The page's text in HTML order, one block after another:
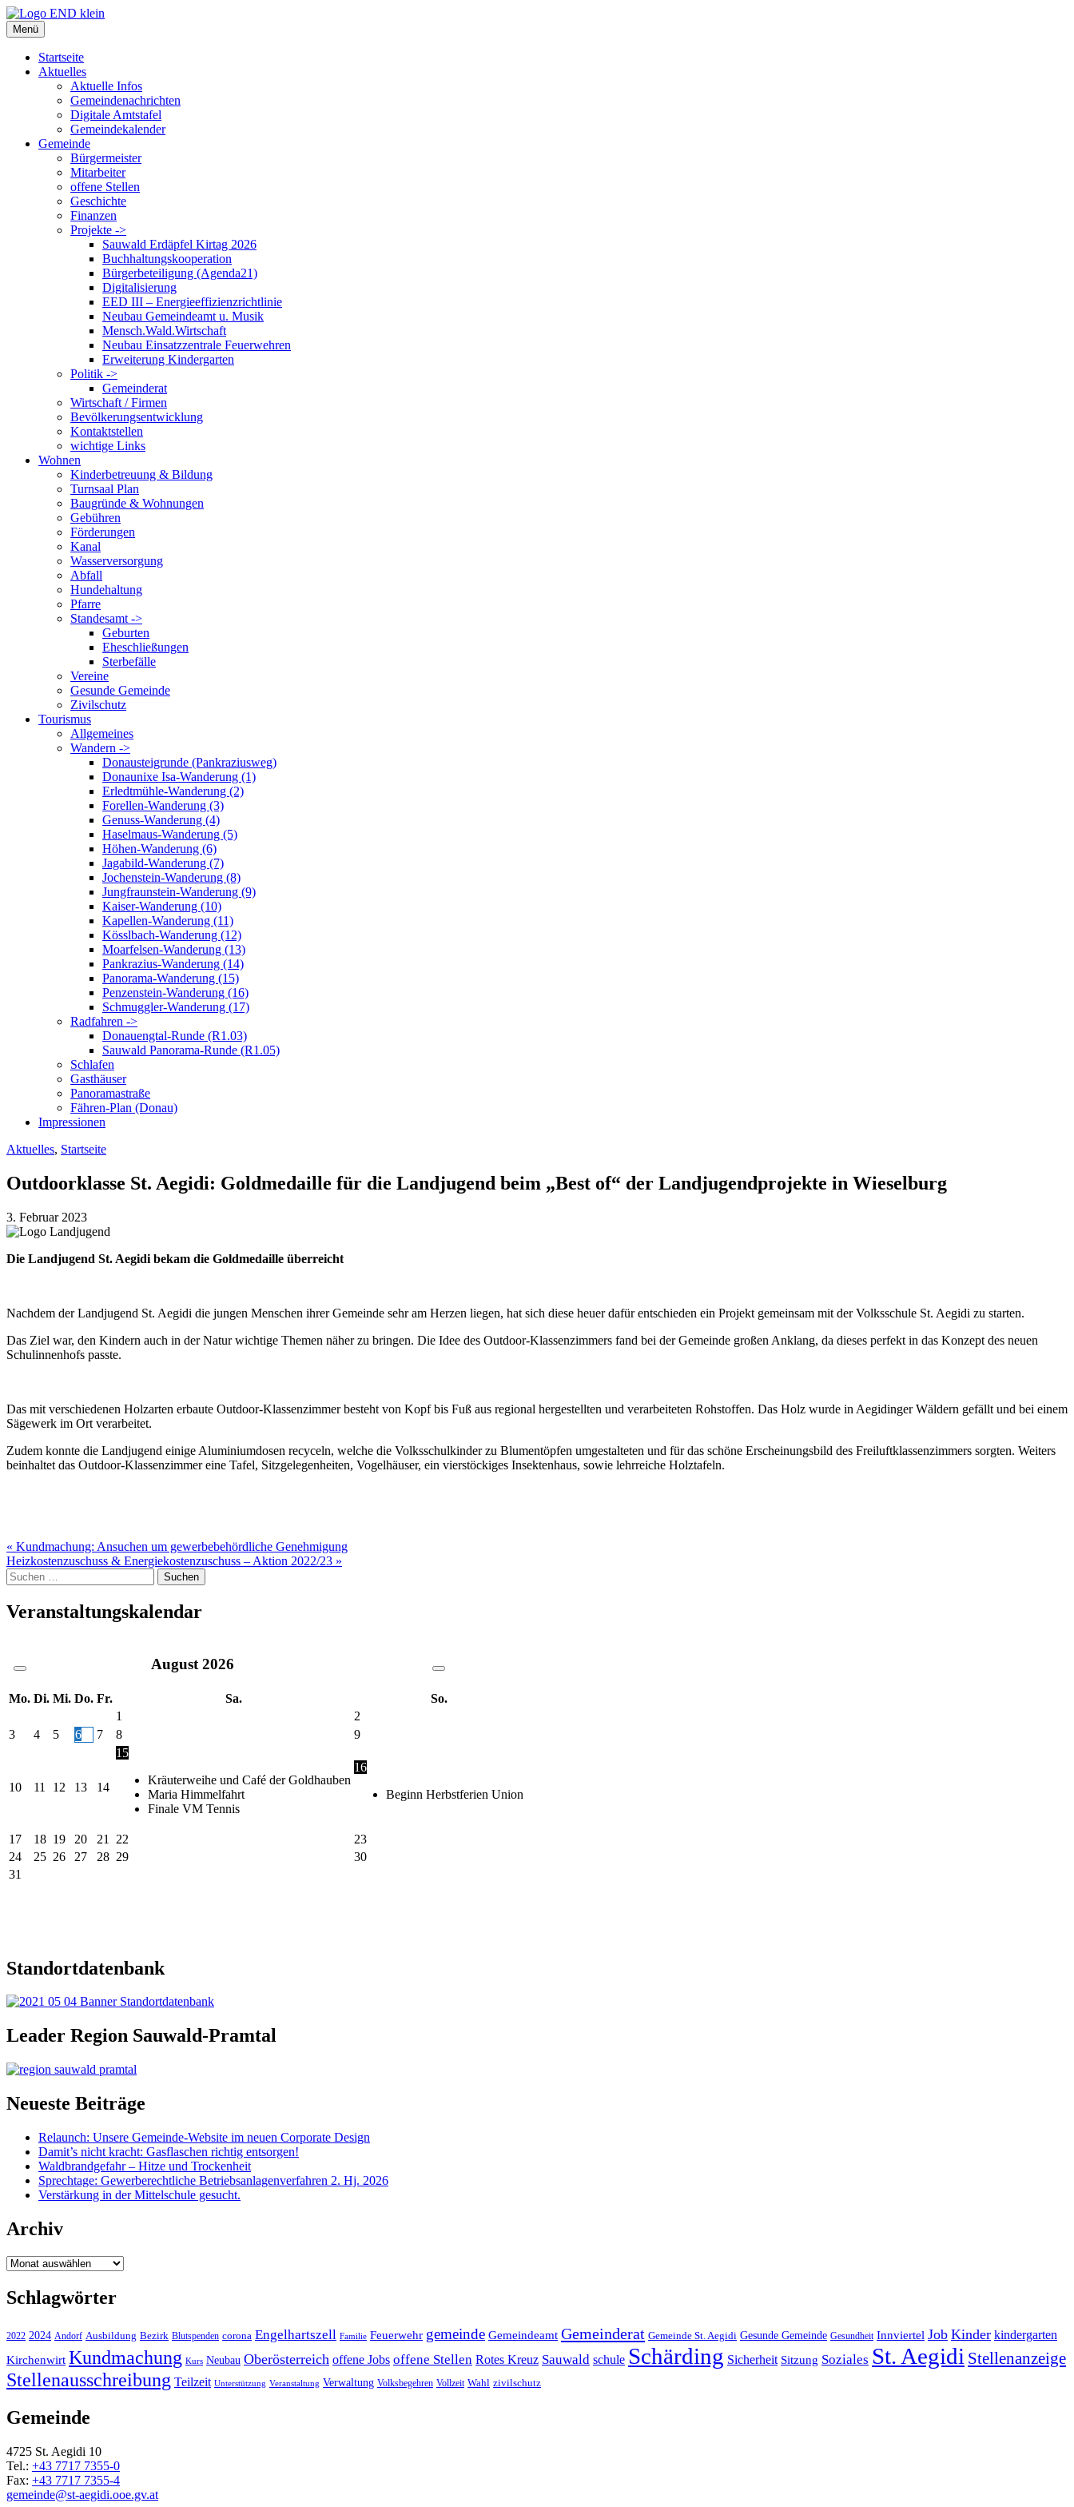
Zum
Inhalt
springen
Menü
Startseite
Aktuelles
Aktuelle Infos
Gemeindenachrichten
Digitale Amtstafel
Gemeindekalender
Gemeinde
Bürgermeister
Mitarbeiter
offene Stellen
Geschichte
Finanzen
Projekte ->
Sauwald Erdäpfel Kirtag 2026
Buchhaltungskooperation
Bürgerbeteiligung (Agenda21)
Digitalisierung
EED III – Energieeffizienzrichtlinie
Neubau Gemeindeamt u. Musik
Mensch.Wald.Wirtschaft
Neubau Einsatzzentrale Feuerwehren
Erweiterung Kindergarten
Politik ->
Gemeinderat
Wirtschaft / Firmen
Bevölkerungsentwicklung
Kontaktstellen
wichtige Links
Wohnen
Kinderbetreuung & Bildung
Turnsaal Plan
Baugründe & Wohnungen
Gebühren
Förderungen
Kanal
Wasserversorgung
Abfall
Hundehaltung
Pfarre
Standesamt ->
Geburten
Eheschließungen
Sterbefälle
Vereine
Gesunde Gemeinde
Zivilschutz
Tourismus
Allgemeines
Wandern ->
Donausteigrunde (Pankraziusweg)
Donaunixe Isa-Wanderung (1)
Erledtmühle-Wanderung (2)
Forellen-Wanderung (3)
Genuss-Wanderung (4)
Haselmaus-Wanderung (5)
Höhen-Wanderung (6)
Jagabild-Wanderung (7)
Jochenstein-Wanderung (8)
Jungfraunstein-Wanderung (9)
Kaiser-Wanderung (10)
Kapellen-Wanderung (11)
Kösslbach-Wanderung (12)
Moarfelsen-Wanderung (13)
Pankrazius-Wanderung (14)
Panorama-Wanderung (15)
Penzenstein-Wanderung (16)
Schmuggler-Wanderung (17)
Radfahren ->
Donauengtal-Runde (R1.03)
Sauwald Panorama-Runde (R1.05)
Schlafen
Gasthäuser
Panoramastraße
Fähren-Plan (Donau)
Impressionen
Aktuelles, Startseite
Outdoorklasse St. Aegidi: Goldmedaille für die Landjugend beim „Best of“ der Landjugendprojekte in Wieselburg
3. Februar 2023
Die Landjugend St. Aegidi bekam die Goldmedaille überreicht
Nachdem der Landjugend St. Aegidi die jungen Menschen ihrer Gemeinde sehr am Herzen liegen, hat sich diese heuer dafür entschieden ein Projekt gemeinsam mit der Volksschule St. Aegidi zu starten.
Das Ziel war, den Kindern auch in der Natur wichtige Themen näher zu bringen. Die Idee des Outdoor-Klassenzimmers fand bei der Gemeinde großen Anklang, da dieses perfekt in das Konzept des neuen
Schul­innenhofs passte.
Das mit verschiedenen Holzarten erbaute Outdoor-Klassenzimmer besteht von Kopf bis Fuß aus regional hergestellten und verarbeiteten Rohstoffen. Das Holz wurde in Aegidinger Wäldern gefällt und bei einem
Sägewerk im Ort verarbeitet.
Zudem konnte die Landjugend einige Aluminiumdosen recyceln, welche die Volksschulkinder zu Blumentöpfen umgestalteten und für das schöne Erscheinungsbild des Freiluftklassenzimmers sorgten. Weiters
beinhaltet das Outdoor-Klassenzimmer eine Tafel, Sitzgelegenheiten, Vogelhäuser, ein vierstöckiges Insektenhaus, sowie lehrreiche Holztafeln.
Beitragsnavigation
« Kundmachung: Ansuchen um gewerbebehördliche Genehmigung
Heizkostenzuschuss & Energiekostenzuschuss – Aktion 2022/23 »
Suche
nach:
Veranstaltungskalendar
August 2026
Mo. Di. Mi. Do. Fr. Sa.
So.
1
2
3
4 5 6 7 8 9
10 11 12 13 14
15
Kräuterweihe und Café der Goldhauben
Maria Himmelfahrt
Finale VM Tennis
16
Beginn Herbstferien Union
17 18 19 20 21 22
23
24
25 26 27 28 29
30
31
Standortdatenbank
Leader Region Sauwald-Pramtal
Neueste Beiträge
Relaunch: Unsere Gemeinde-Website im neuen Corporate Design
Damit’s nicht kracht: Gasflaschen richtig entsorgen!
Waldbrandgefahr – Hitze und Trockenheit
Sprechtage: Gewerberechtliche Betriebsanlagenverfahren 2. Hj. 2026
Verstärkung in der Mittelschule gesucht.
Archiv
Archiv
Schlagwörter
2022 2024 Andorf Ausbildung Bezirk Blutspenden corona Engelhartszell Familie Feuerwehr gemeinde Gemeindeamt Gemeinderat Gemeinde St. Aegidi Gesunde Gemeinde Gesundheit Innviertel Job Kinder kindergarten
Kirchenwirt Kundmachung Kurs Neubau Oberösterreich offene Jobs offene Stellen Rotes Kreuz Sauwald schule Schärding Sicherheit Sitzung Soziales St. Aegidi Stellenanzeige
Stellenausschreibung Teilzeit Unterstützung Veranstaltung Verwaltung Volksbegehren Vollzeit Wahl zivilschutz
Gemeinde
4725 St. Aegidi 10
Tel.: +43 7717 7355-0
Fax: +43 7717 7355-4
gemeinde@st-aegidi.ooe.gv.at